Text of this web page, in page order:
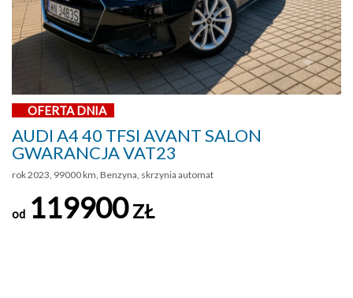
OFERTA DNIA
AUDI A4 40 TFSI AVANT SALON
GWARANCJA VAT23
rok 2023, 99000 km, Benzyna, skrzynia automat
od 119900ZŁ